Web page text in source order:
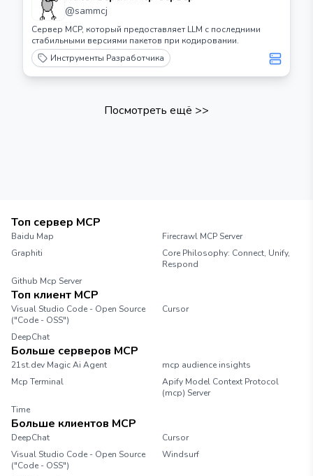
@sammcj
Сервер MCP, который предоставляет LLM с последними
стабильными версиями пакетов при кодировании.
Инструменты Разработчика
Посмотреть ещё >>
Топ сервер MCP
Baidu Map
Firecrawl MCP Server
Graphiti
Core Philosophy: Connect, Unify,
Respond
Github Mcp Server
Топ клиент MCP
Visual Studio Code - Open Source
("Code - OSS")
Cursor
DeepChat
Больше серверов MCP
21st.dev Magic Ai Agent
mcp audience insights
Mcp Terminal
Apify Model Context Protocol
(mcp) Server
Time
Больше клиентов MCP
DeepChat
Cursor
Visual Studio Code - Open Source
("Code - OSS")
Windsurf